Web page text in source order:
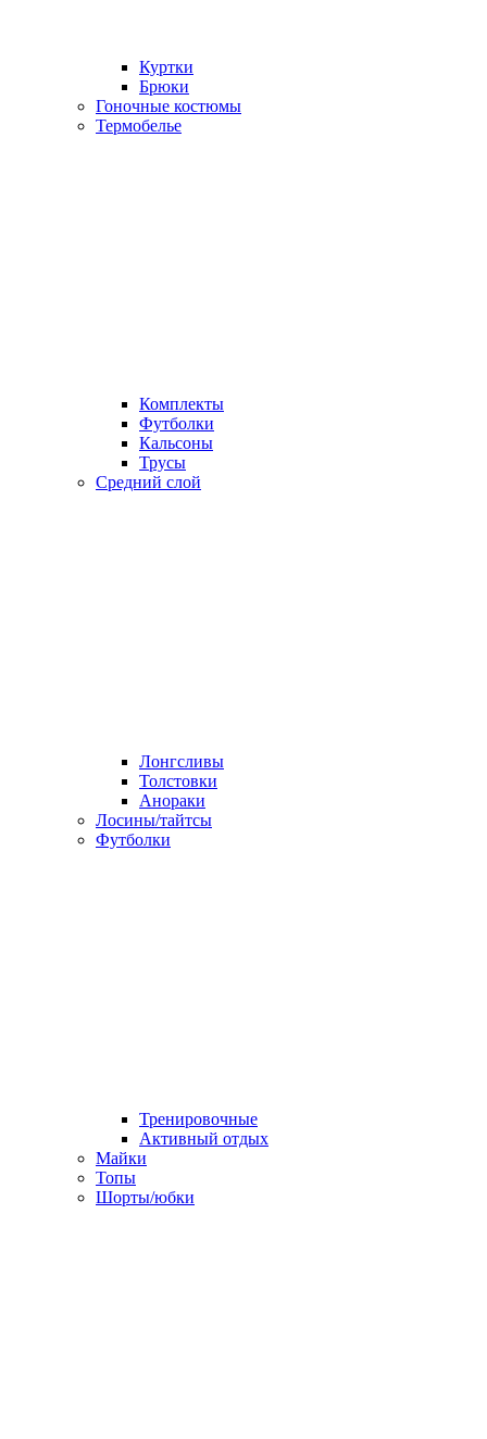
Куртки
Брюки
Гоночные костюмы
Термобелье
Комплекты
Футболки
Кальсоны
Трусы
Средний слой
Лонгсливы
Толстовки
Анораки
Лосины/тайтсы
Футболки
Тренировочные
Активный отдых
Майки
Топы
Шорты/юбки